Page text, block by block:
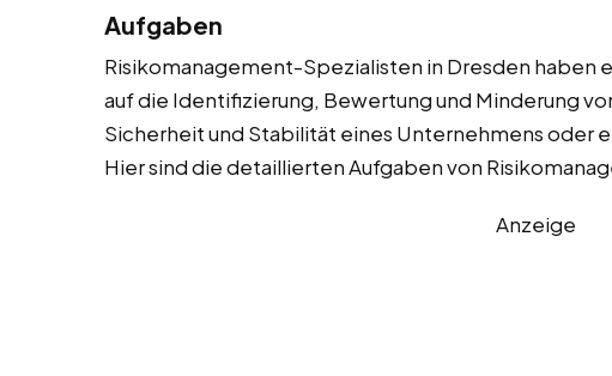
Aufgaben
Risikomanagement-Spezialisten in Dresden haben
auf die Identifizierung, Bewertung und Minderung
Sicherheit und Stabilität eines Unternehmens oder
Hier sind die detaillierten Aufgaben von
Anzeige